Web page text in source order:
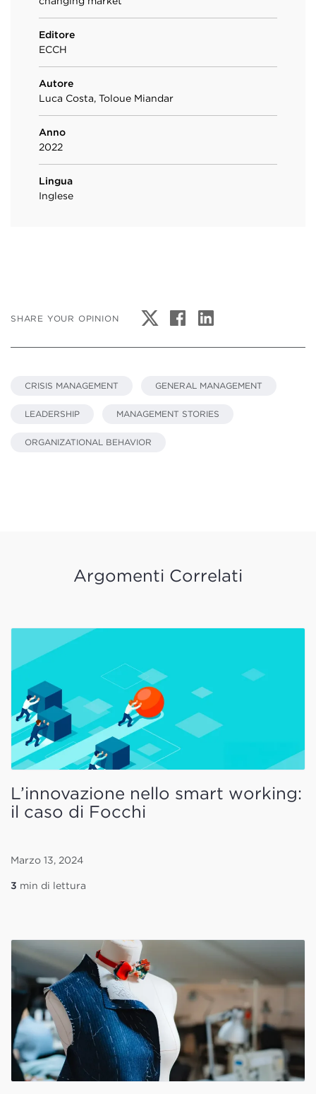
Editore
ECCH
Autore
Luca Costa, Toloue Miandar
Anno
2022
Lingua
Inglese
SHARE YOUR OPINION
CRISIS MANAGEMENT GENERAL MANAGEMENT
LEADERSHIP MANAGEMENT STORIES
ORGANIZATIONAL BEHAVIOR
Argomenti Correlati
L’innovazione nello smart working:
il caso di Focchi
Marzo 13, 2024
3 min di lettura